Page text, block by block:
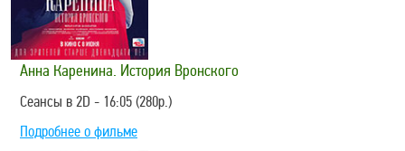
Анна Каренина. История Вронского
Сеансы в 2D - 16:05 (280р.)
Подробнее о фильме